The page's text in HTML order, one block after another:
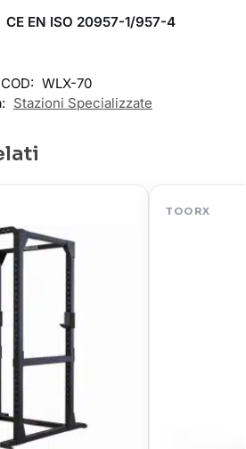
CE EN ISO 20957-1/957-4
COD: WLX-70
Stazioni Specializzate
TOORX